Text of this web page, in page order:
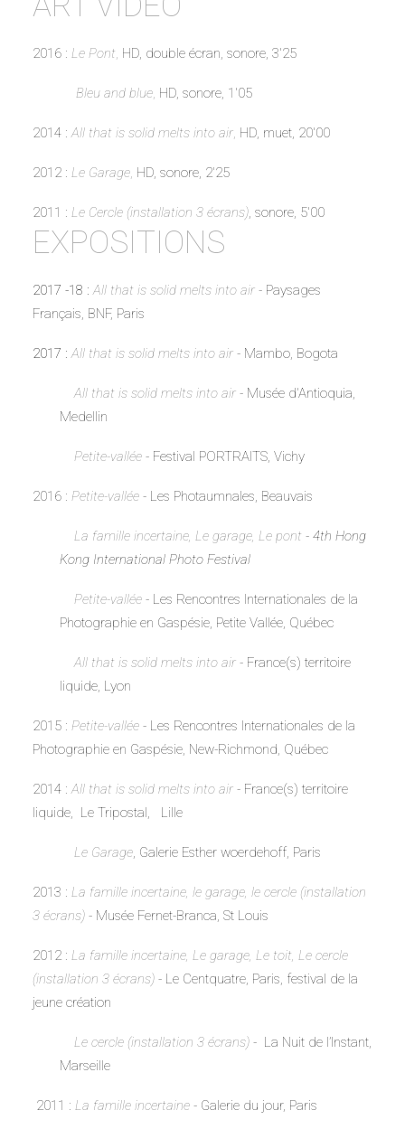
2016 : Le Pont, HD, double écran, sonore, 3'25
Bleu and blue, HD, sonore, 1'05
2014 :All that is solid melts into air, HD, muet, 20'00
2012 : Le Garage, HD, sonore, 2'25
2011 : Le Cercle (installation 3 écrans), sonore, 5'00
EXPOSITIONS
2017 -18 : All that is solid melts into air - Paysages
Français, BNF, Paris
2017 : All that is solid melts into air - Mambo, Bogota
All that is solid melts into air - Musée d'Antioquia,
Medellin
Petite-vallée - Festival PORTRAITS, Vichy
2016 : Petite-vallée - Les Photaumnales, Beauvais
La famille incertaine, Le garage, Le pont - 4th Hong
Kong International Photo Festival
Petite-vallée - Les Rencontres Internationales de la
Photographie en Gaspésie, Petite Vallée, Québec
All that is solid melts into air - France(s) territoire
liquide, Lyon
2015 : Petite-vallée - Les Rencontres Internationales de la
Photographie en Gaspésie, New-Richmond, Québec
2014 :All that is solid melts into air - France(s) territoire
liquide, Le Tripostal, Lille
Le Garage, Galerie Esther woerdehoff, Paris
2013 : La famille incertaine, le garage, le cercle (installation
3 écrans) - Musée Fernet-Branca, St Louis
2012 : La famille incertaine, Le garage, Le toit, Le cercle
(installation 3 écrans) - Le Centquatre, Paris, festival de la
jeune création
Le cercle (installation 3 écrans) - La Nuit de l’Instant,
Marseille
2011 : La famille incertaine - Galerie du jour, Paris